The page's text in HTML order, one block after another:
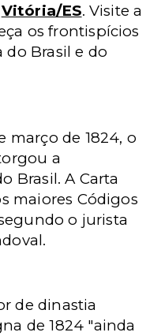
Vitória/ES. Visite a
os frontispícios
do Brasil e do
março de 1824, o
a
Brasil. A Carta
maiores Códigos
o jurista
de dinastia
de 1824 "ainda